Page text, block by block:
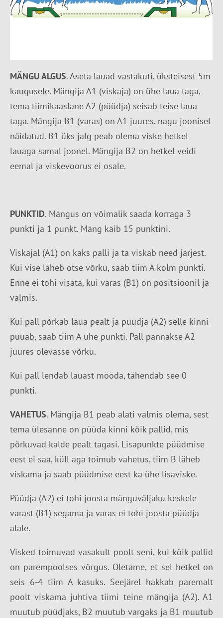
MÄNGU ALGUS. Aseta lauad vastakuti, üksteisest 5m
kaugusele. Mängija A1 (viskaja) on ühe laua taga,
tema tiimikaaslane A2 (püüdja) seisab teise laua
taga. Mängija B1 (varas) on A1 juures, nagu joonisel
näidatud. B1 üks jalg peab olema viske hetkel
lauaga samal joonel. Mängija B2 on hetkel veidi
eemal ja viskevoorus ei osale.
PUNKTID. Mängus on võimalik saada korraga 3
punkti ja 1 punkt. Mäng käib 15 punktini.
Viskajal (A1) on kaks palli ja ta viskab need järjest.
Kui vise läheb otse võrku, saab tiim A kolm punkti.
Enne ei tohi visata, kui varas (B1) on positsioonil ja
valmis.
Kui pall põrkab laua pealt ja püüdja (A2) selle kinni
püüab, saab tiim A ühe punkti. Pall pannakse A2
juures olevasse võrku.
Kui pall lendab lauast mööda, tähendab see 0
punkti.
VAHETUS. Mängija B1 peab alati valmis olema, sest
tema ülesanne on püüda kinni kõik pallid, mis
põrkuvad kalde pealt tagasi. Lisapunkte püüdmise
eest ei saa, küll aga toimub vahetus, tiim B läheb
viskama ja saab püüdmise eest ka ühe lisaviske.
Püüdja (A2) ei tohi joosta mänguväljaku keskele
varast (B1) segama ja varas ei tohi joosta püüdja
alale.
Visked toimuvad vasakult poolt seni, kui kõik pallid
on parempoolses võrgus. Oletame, et sel hetkel on
seis 6-4 tiim A kasuks. Seejärel hakkab paremalt
poolt viskama juhtiva tiimi teine mängija (A2). A1
muutub püüdjaks, B2 muutub vargaks ja B1 muutub